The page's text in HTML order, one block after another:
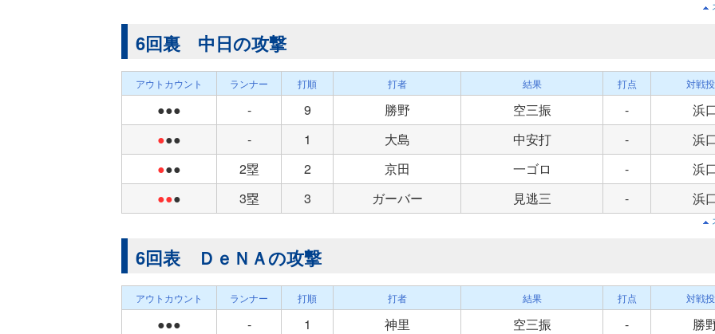
6回裏 中日の攻撃
アウトカウント ランナー 打順 打者 結果 打点 対戦
●●● - 9 勝野 空三振 -
浜
●●● - 1 大島 中安打 -
浜
●●● 2塁 2 京田 一ゴロ -
浜
●●● 3塁 3 ガーバー 見逃三 - 浜
6回表 ＤｅＮＡの攻撃
アウトカウント ランナー 打順 打者 結果 打点 対戦
●●● - 1 神里 空三振 -
勝